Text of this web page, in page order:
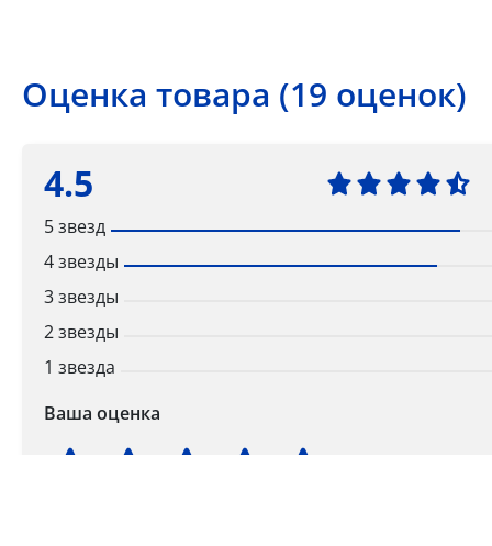
Оценка товара (19 оценок)
4.5
5 звезд
4 звезды
3 звезды
2 звезды
1 звезда
Ваша оценка